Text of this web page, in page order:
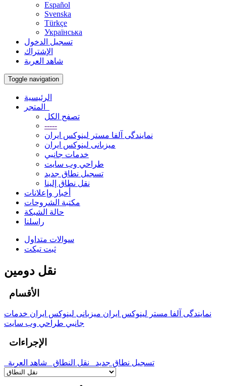
Español
Svenska
Türkçe
Українська
تسجيل الدخول
الإشتراك
شاهد العربة
Toggle navigation
الرئيسية
تصفح الكل
-----
نمایندگی آلفا مستر لینوکس ایران
میزبانی لینوکس ایران
خدمات جانبي
طراحي وب سايت
تسجيل نطاق جديد
نقل نطاق إلينا
أخبار وإعلانات
مكتبة الشروحات
حالة الشبكة
راسلنا
سوالات متداول
ثبت تیکت
نقل دومين
الأقسام
نمایندگی آلفا مستر لینوکس ایران میزبانی لینوکس ایران خدمات
جانبي طراحي وب سايت
الإجراءات
تسجيل نطاق جديد نقل النطاق شاهد العربة